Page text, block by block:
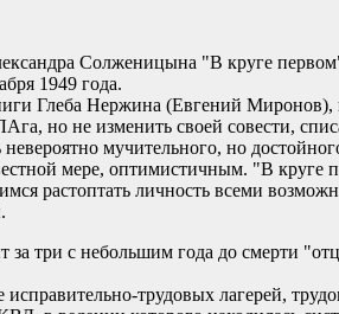
Солженицына "В круге
1949 года.
Глеба Нержина (Евгений Миронов),
но не изменить своей совести,
мучительного, но
мере, оптимистичным. "В круге
растоптать личность всеми
за три с небольшим года до смерти
трудовых лагерей,